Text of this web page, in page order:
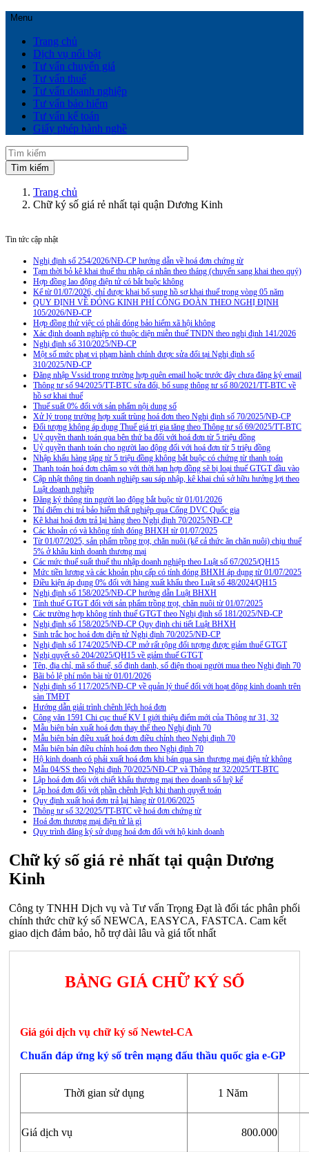
Menu
Trang chủ
Dịch vụ nổi bật
Tư vấn chuyển giá
Tư vấn thuế
Tư vấn doanh nghiệp
Tư vấn bảo hiểm
Tư vấn kế toán
Giấy phép hành nghề
Trang chủ
Chữ ký số giá rẻ nhất tại quận Dương Kinh
Tin tức cập nhật
Nghị định số 254/2026/NĐ-CP hướng dẫn về hoá đơn chứng từ
Tạm thời bỏ kê khai thuế thu nhập cá nhân theo tháng (chuyển sang khai theo quý)
Hợp đồng lao động điện tử có bắt buộc không
Kể từ 01/07/2026, chỉ được khai bổ sung hồ sơ khai thuế trong vòng 05 năm
QUY ĐỊNH VỀ ĐÓNG KINH PHÍ CÔNG ĐOÀN THEO NGHỊ ĐỊNH
105/2026/NĐ-CP
Hợp đồng thử việc có phải đóng bảo hiểm xã hội không
Xác định doanh nghiệp có thuộc diện miễn thuế TNDN theo nghị định 141/2026
Nghị định số 310/2025/NĐ-CP
Một số mức phạt vi phạm hành chính được sửa đổi tại Nghị định số
310/2025/NĐ-CP
Đăng nhập Vssid trong trường hợp quên email hoặc trước đây chưa đăng ký email
Thông tư số 94/2025/TT-BTC sửa đổi, bổ sung thông tư số 80/2021/TT-BTC về
hồ sơ khai thuế
Thuế suất 0% đối với sản phẩm nội dung số
Xử lý trong trường hợp xuất trùng hoá đơn theo Nghị định số 70/2025/NĐ-CP
Đối tượng không áp dụng Thuế giá trị gia tăng theo Thông tư số 69/2025/TT-BTC
Uỷ quyền thanh toán qua bên thứ ba đối với hoá đơn từ 5 triệu đồng
Uỷ quyền thanh toán cho người lao động đối với hoá đơn từ 5 triệu đồng
Nhập khẩu hàng tặng từ 5 triệu đồng không bắt buộc có chứng từ thanh toán
Thanh toán hoá đơn chậm so với thời hạn hợp đồng sẽ bị loại thuế GTGT đầu vào
Cập nhật thông tin doanh nghiệp sau sáp nhập, kê khai chủ sở hữu hưởng lợi theo
Luật doanh nghiệp
Đăng ký thông tin người lao động bắt buộc từ 01/01/2026
Thí điểm chi trả bảo hiểm thất nghiệp qua Cổng DVC Quốc gia
Kê khai hoá đơn trả lại hàng theo Nghị định 70/2025/NĐ-CP
Các khoản có và không tính đóng BHXH từ 01/07/2025
Từ 01/07/2025, sản phẩm trồng trọt, chăn nuôi (kể cả thức ăn chăn nuôi) chịu thuế
5% ở khâu kinh doanh thương mại
Các mức thuế suất thuế thu nhập doanh nghiệp theo Luật số 67/2025/QH15
Mức tiền lương và các khoản phụ cấp có tính đóng BHXH áp dụng từ 01/07/2025
Điều kiện áp dụng 0% đối với hàng xuất khẩu theo Luật số 48/2024/QH15
Nghị định số 158/2025/NĐ-CP hướng dẫn Luật BHXH
Tính thuế GTGT đối với sản phẩm trồng trọt, chăn nuôi từ 01/07/2025
Các trường hợp không tính thuế GTGT theo Nghị định số 181/2025/NĐ-CP
Nghị định số 158/2025/NĐ-CP Quy định chi tiết Luật BHXH
Sinh trắc học hoá đơn điện tử Nghị định 70/2025/NĐ-CP
Nghị định số 174/2025/NĐ-CP mở rất rộng đối tượng được giảm thuế GTGT
Nghị quyết sô 204/2025/QH15 về giảm thuế GTGT
Tên, địa chỉ, mã số thuế, số định danh, số điện thoại người mua theo Nghị định 70
Bãi bỏ lệ phí môn bài từ 01/01/2026
Nghị định số 117/2025/NĐ-CP về quản lý thuế đối với hoạt động kinh doanh trên
sàn TMĐT
Hướng dẫn giải trình chênh lệch hoá đơn
Công văn 1591 Chi cục thuế KV I giới thiệu điểm mới của Thông tư 31, 32
Mẫu biên bản xuất hoá đơn thay thế theo Nghị định 70
Mẫu biên bản điều xuất hoá đơn điều chỉnh theo Nghị định 70
Mẫu biên bản điều chỉnh hoá đơn theo Nghị định 70
Hộ kinh doanh có phải xuất hoá đơn khi bán qua sàn thương mại điện tử không
Mẫu 04/SS theo Nghi định 70/2025/NĐ-CP và Thông tư 32/2025/TT-BTC
Lập hoá đơn đối với chiết khấu thương mại theo doanh số luỹ kế
Lập hoá đơn đối với phần chênh lệch khi thanh quyết toán
Quy định xuất hoá đơn trả lại hàng từ 01/06/2025
Thông tư số 32/2025/TT-BTC về hoá đơn chứng từ
Hoá đơn thương mại điện tử là gì
Quy trình đăng ký sử dụng hoá đơn đối với hộ kinh doanh
Chữ ký số giá rẻ nhất tại quận Dương
Kinh
Công ty TNHH Dịch vụ và Tư vấn Trọng Đạt là đối tác phân phối
chính thức chữ ký số NEWCA, EASYCA, FASTCA. Cam kết
giao dịch đảm bảo, hỗ trợ dài lâu và giá tốt nhất
BẢNG GIÁ CHỮ KÝ SỐ
Giá gói dịch vụ chữ ký số Newtel-CA
Chuẩn đáp ứng ký số trên mạng đấu thầu quốc gia e-GP
Thời gian sử dụng 1 Năm
Giá dịch vụ 800.000